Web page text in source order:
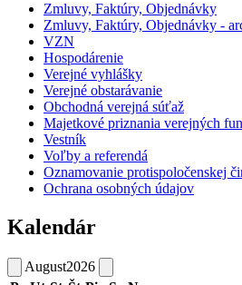
Zmluvy, Faktúry, Objednávky
Zmluvy, Faktúry, Objednávky -
VZN
Hospodárenie
Verejné vyhlášky
Verejné obstarávanie
Obchodná verejná súťaž
Majetkové priznania verejných
Vestník
Voľby a referendá
Oznamovanie protispoločenskej
Ochrana osobných údajov
Kalendár
August2026